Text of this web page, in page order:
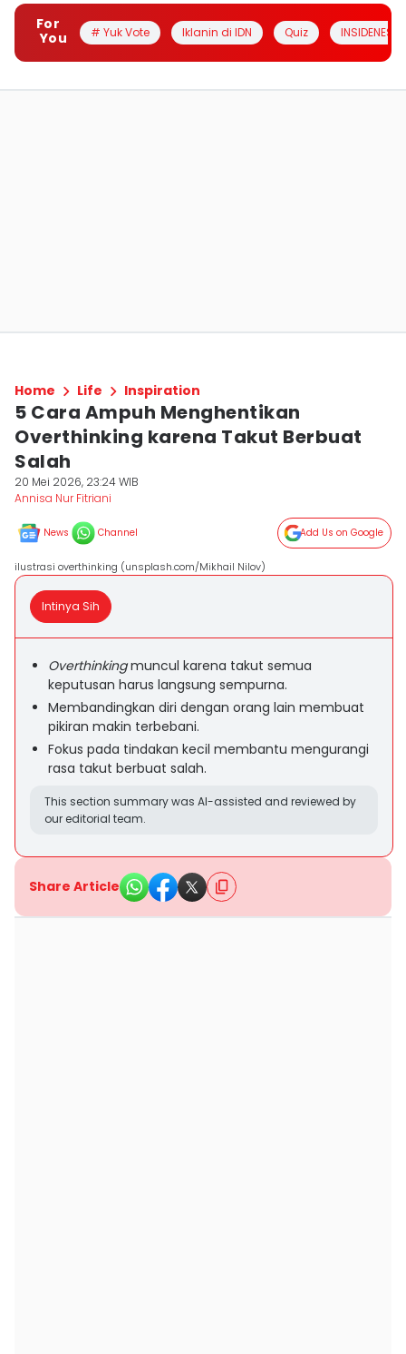
For
You
# Yuk Vote Iklanin di IDN Quiz INSIDENESIA
Home Life Inspiration
5 Cara Ampuh Menghentikan
Overthinking karena Takut Berbuat
Salah
20 Mei 2026, 23:24 WIB
Annisa Nur Fitriani
News Channel Add Us on Google
ilustrasi overthinking (unsplash.com/Mikhail Nilov)
Intinya Sih
Overthinkingmuncul karena takut semua
keputusan harus langsung sempurna.
Membandingkan diri dengan orang lain membuat
pikiran makin terbebani.
Fokus pada tindakan kecil membantu mengurangi
rasa takut berbuat salah.
This section summary was AI-assisted and reviewed by
our editorial team.
Share Article